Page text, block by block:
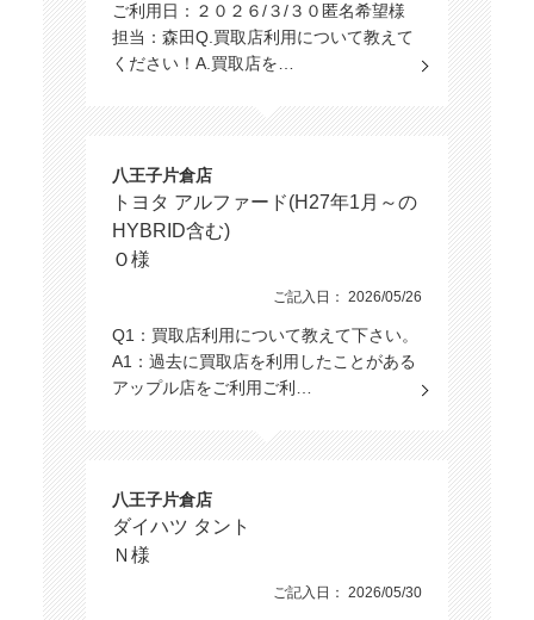
ご利用日：２０２６/３/３０匿名希望様
担当：森田Q.買取店利用について教えて
ください！A.買取店を…
八王子片倉店
トヨタ アルファード(H27年1月～の
HYBRID含む)
Ｏ様
ご記入日： 2026/05/26
Q1：買取店利用について教えて下さい。
A1：過去に買取店を利用したことがある
アップル店をご利用ご利…
八王子片倉店
ダイハツ タント
Ｎ様
ご記入日： 2026/05/30